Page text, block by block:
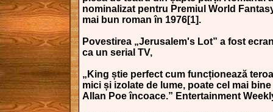
nominalizat pentru Premiul World
mai bun roman în 1976[1].
Povestirea „Jerusalem's Lot” a fost
ca un serial TV,
„King știe perfect cum funcționează
mici și izolate de lume, poate cel mai
Allan Poe încoace.” Entertainment